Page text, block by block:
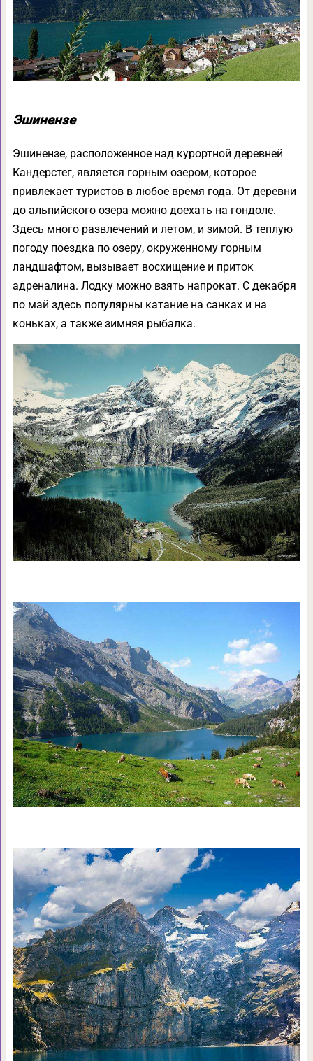
Эшинензе
Эшинензе, расположенное над курортной деревней
Кандерстег, является горным озером, которое
привлекает туристов в любое время года. От деревни
до альпийского озера можно доехать на гондоле.
Здесь много развлечений и летом, и зимой. В теплую
погоду поездка по озеру, окруженному горным
ландшафтом, вызывает восхищение и приток
адреналина. Лодку можно взять напрокат. С декабря
по май здесь популярны катание на санках и на
коньках, а также зимняя рыбалка.